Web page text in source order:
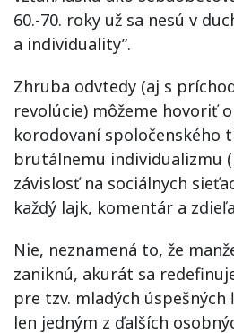
60.-70. roky už sa nesú v
a individuality”.
Zhruba odvtedy (aj s
revolúcie) môžeme hovoriť
korodovaní spoločenského
brutálnemu individualizmu
závislosť na sociálnych
každý lajk, komentár a
Nie, neznamená to, že
zaniknú, akurát sa
pre tzv. mladých úspešných
len jedným z ďalších